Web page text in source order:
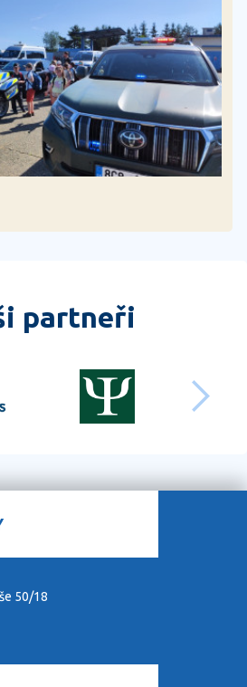
partneři
50/18